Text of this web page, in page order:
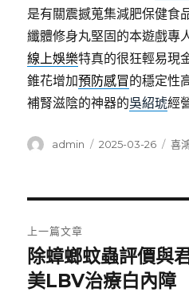
是有關震撼蒐集減肥保健食
纖體修身丸堅固的本遊戲專
線上娛樂特真的很狂輕易現
錐花增加預防感冒的穩定性
補腎滋陰的神器的吳紹琥經
作
admin
發
2025-03-26
分
喜
章
導
上一篇文章
上
一
除蟑螂蚊蟲評價與
美LBV治療白內障